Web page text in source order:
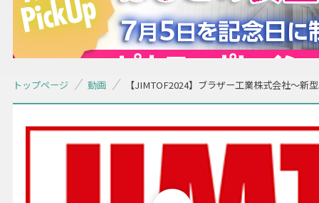
トップページ 動画 【JIMTOF2024】ブラザー工業株式会社〜新